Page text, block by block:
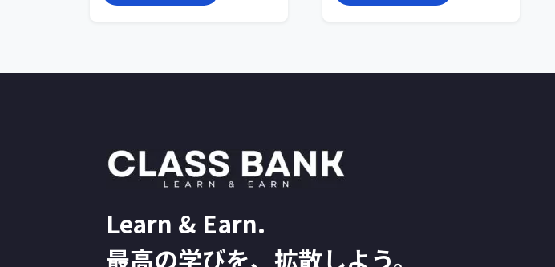
Learn & Earn.
最高の学びを、拡散しよう。